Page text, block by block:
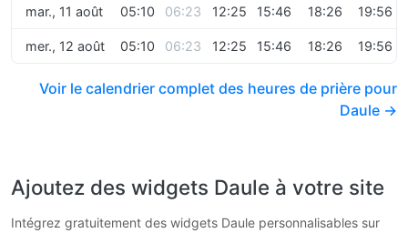
mar., 11 août 05:10 06:23 12:25 15:46 18:26 19:56
mer., 12 août 05:10 06:23 12:25 15:46 18:26 19:56
Voir le calendrier complet des heures de prière pour
Daule →
Ajoutez des widgets Daule à votre site
Intégrez gratuitement des widgets Daule personnalisables sur